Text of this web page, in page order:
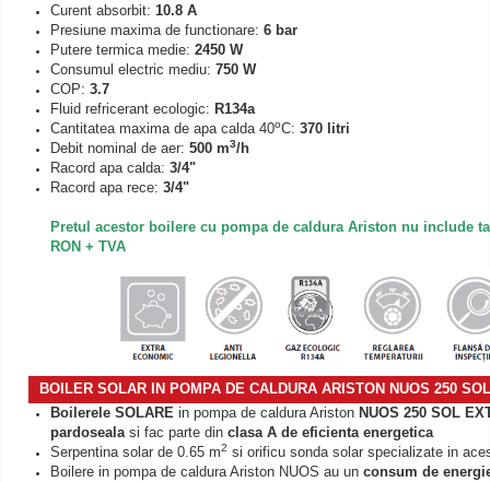
Curent absorbit: 10.8 A
Presiune maxima de functionare: 6 bar
Putere termica medie: 2450 W
Consumul electric mediu: 750 W
COP: 3.7
Fluid refricerant ecologic: R134a
Cantitatea maxima de apa calda 40oC: 370 litri
Debit nominal de aer: 500 m3/h
Racord apa calda: 3/4"
Racord apa rece: 3/4"
Pretul acestor boilere cu pompa de caldura Ariston nu include
RON + TVA
BOILER SOLAR IN POMPA DE CALDURA ARISTON NUOS 250
Boilerele SOLARE in pompa de caldura Ariston NUOS 250 SOL
pardosealasi fac parte din clasa A de eficienta energetica
Serpentina solar de 0.65 m2 si orificu sonda solar specializate in
Boilere in pompa de caldura Ariston NUOS au un consum de